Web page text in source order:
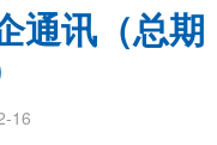
通讯（总期
16